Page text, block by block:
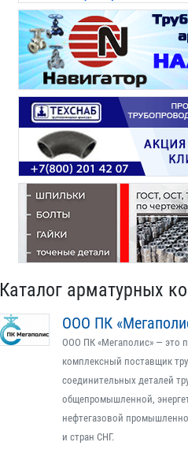
Каталог арматурных
ООО ПК
ООО ПК «Мегаполис» — это
комплексный поставщик
соединительных деталей
общепромышленной,
нефтегазовой
и стран СНГ.